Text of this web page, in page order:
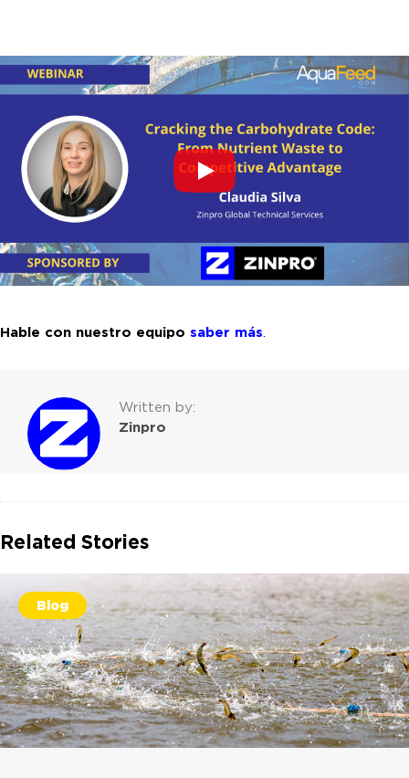
Hable con nuestro equipo saber más
Written by:
Zinpro
Related Stories
Blog